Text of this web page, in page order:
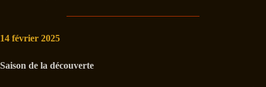
14 février 2025
Saison de la découverte